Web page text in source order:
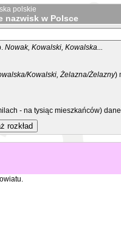
polskie
nazwisk w Polsce
Nowak, Kowalski, Kowalska...
Kowalski, Żelazna/Żelazny)
- na tysiąc mieszkańców)